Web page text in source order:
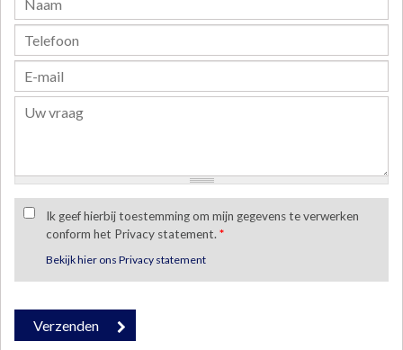
Ik geef hierbij toestemming om mijn gegevens te verwerken
conform het Privacy statement. *
Bekijk hier ons Privacy statement